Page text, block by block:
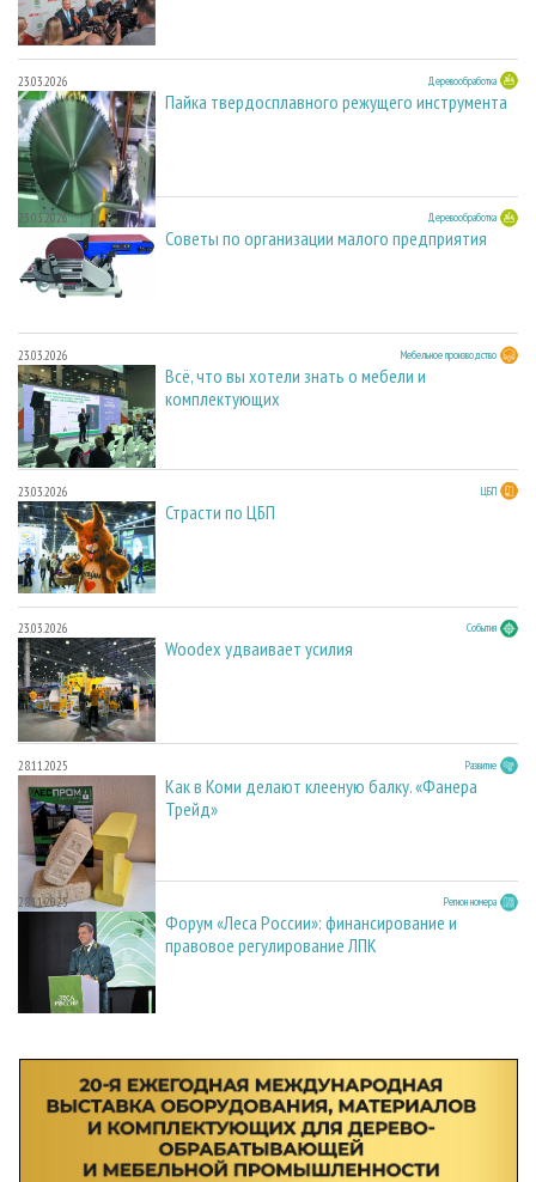
23.03.2026 Деревообработка
Пайка твердосплавного режущего инструмента
23.03.2026 Деревообработка
Советы по организации малого предприятия
23.03.2026 Мебельное производство
Всё, что вы хотели знать о мебели и
комплектующих
23.03.2026 ЦБП
Страсти по ЦБП
23.03.2026 События
Woodex удваивает усилия
28.11.2025 Развитие
Как в Коми делают клееную балку. «Фанера
Трейд»
28.11.2025 Регион номера
Форум «Леса России»: финансирование и
правовое регулирование ЛПК